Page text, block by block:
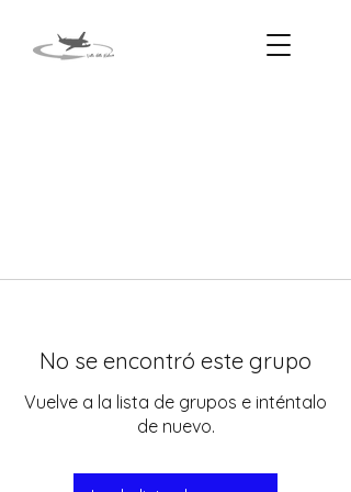
No se encontró este grupo
Vuelve a la lista de grupos e inténtalo
de nuevo.